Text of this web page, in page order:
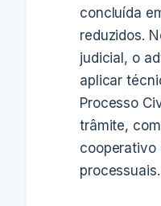
concluída
reduzidos.
judicial, o
aplicar
Processo
trâmite,
cooperativo
processuais.